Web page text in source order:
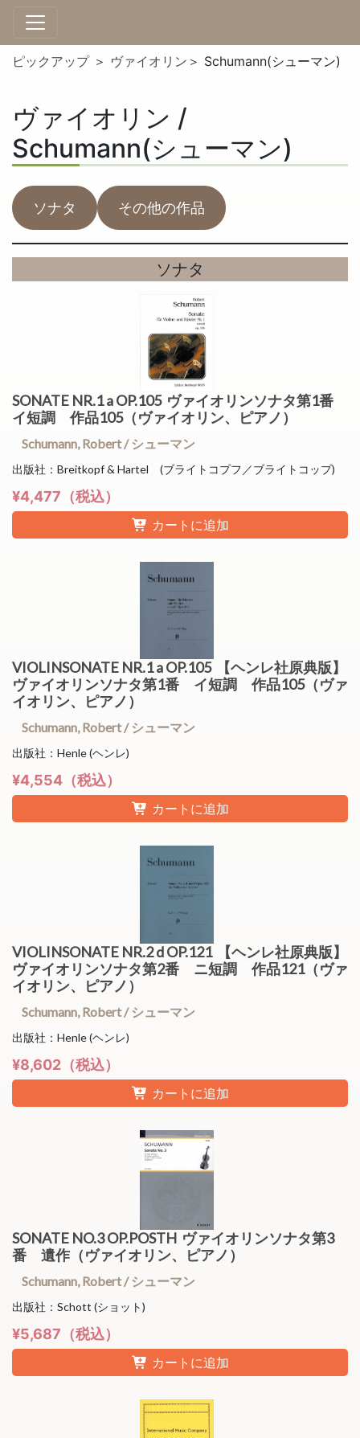
ピックアップ ＞ ヴァイオリン ＞ Schumann(シューマン)
ヴァイオリン /
Schumann(シューマン)
ソナタ その他の作品
ソナタ
SONATE NR.1 a OP.105 ヴァイオリンソナタ第1番
イ短調 作品105（ヴァイオリン、ピアノ）
Schumann, Robert / シューマン
出版社：Breitkopf & Hartel (ブライトコプフ／ブライトコップ)
¥4,477（税込）
カートに追加
VIOLINSONATE NR.1 a OP.105 【ヘンレ社原典版】
ヴァイオリンソナタ第1番 イ短調 作品105（ヴァ
イオリン、ピアノ）
Schumann, Robert / シューマン
出版社：Henle (ヘンレ)
¥4,554（税込）
カートに追加
VIOLINSONATE NR.2 d OP.121 【ヘンレ社原典版】
ヴァイオリンソナタ第2番 ニ短調 作品121（ヴァ
イオリン、ピアノ）
Schumann, Robert / シューマン
出版社：Henle (ヘンレ)
¥8,602（税込）
カートに追加
SONATE NO.3 OP.POSTH ヴァイオリンソナタ第3
番 遺作（ヴァイオリン、ピアノ）
Schumann, Robert / シューマン
出版社：Schott (ショット)
¥5,687（税込）
カートに追加